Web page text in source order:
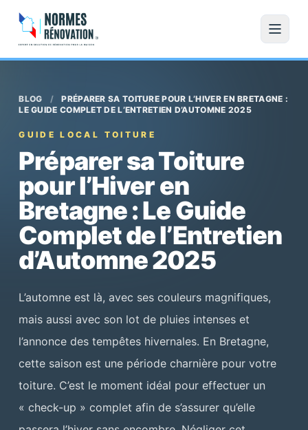
BLOG /
PRÉPARER SA TOITURE POUR L’HIVER EN BRETAGNE :
LE GUIDE COMPLET DE L’ENTRETIEN D’AUTOMNE 2025
GUIDE LOCAL TOITURE
Préparer sa Toiture
pour l’Hiver en
Bretagne : Le Guide
Complet de l’Entretien
d’Automne 2025
L’automne est là, avec ses couleurs magnifiques,
mais aussi avec son lot de pluies intenses et
l’annonce des tempêtes hivernales. En Bretagne,
cette saison est une période charnière pour votre
toiture. C’est le moment idéal pour effectuer un
« check-up » complet afin de s’assurer qu’elle